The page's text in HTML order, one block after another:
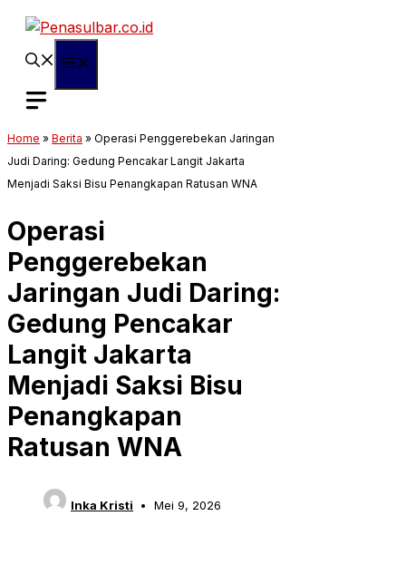
Langsung
Home » Berita » Operasi Penggerebekan Jaringan
Judi Daring: Gedung Pencakar Langit Jakarta
Menjadi Saksi Bisu Penangkapan Ratusan WNA
Operasi
Penggerebekan
Jaringan Judi Daring:
Gedung Pencakar
Langit Jakarta
Menjadi Saksi Bisu
Penangkapan
Ratusan WNA
Inka Kristi Mei 9, 2026